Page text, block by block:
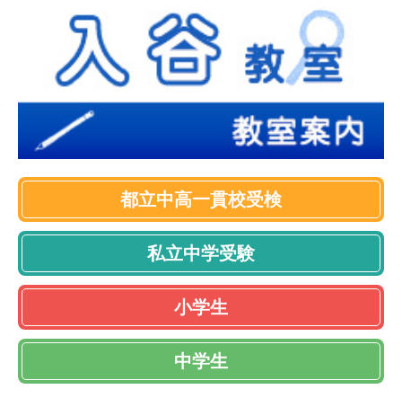
都立中高一貫校受検
私立中学受験
小学生
中学生